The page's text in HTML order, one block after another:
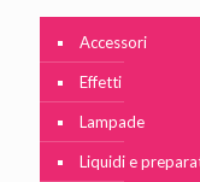
Accessori
Effetti
Lampade
Liquidi e